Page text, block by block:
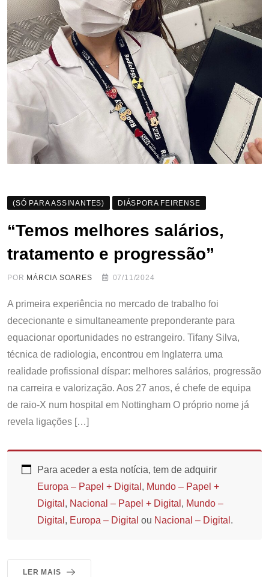
(SÓ PARA ASSINANTES) DIÁSPORA FEIRENSE
“Temos melhores salários,
tratamento e progressão”
POR MÁRCIA SOARES 07/11/2024
A primeira experiência no mercado de trabalho foi
dececionante e simultaneamente preponderante para
equacionar oportunidades no estrangeiro. Tifany Silva,
técnica de radiologia, encontrou em Inglaterra uma
realidade profissional díspar: melhores salários, progressão
na carreira e valorização. Aos 27 anos, é chefe de equipa
de raio-X num hospital em Nottingham O próprio nome já
revela ligações […]
Para aceder a esta notícia, tem de adquirir
Europa – Papel + Digital , Mundo – Papel +
Digital , Nacional – Papel + Digital , Mundo –
Digital , Europa – Digital ou Nacional – Digital .
LER MAIS